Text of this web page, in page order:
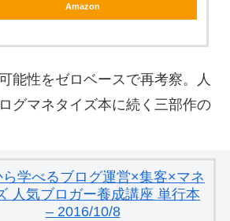
Amazon
能性をゼロベースで再考察。人
グマネタイズ本に続く三部作の
ら学べるブログ運営×集客×マネ
人気ブロガー養成講座 単行本
– 2016/10/8